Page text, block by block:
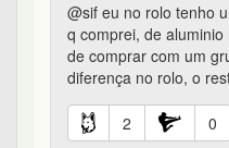
@sif eu no rolo tenho
q comprei, de
de comprar com um
diferença no rolo, o
2 0